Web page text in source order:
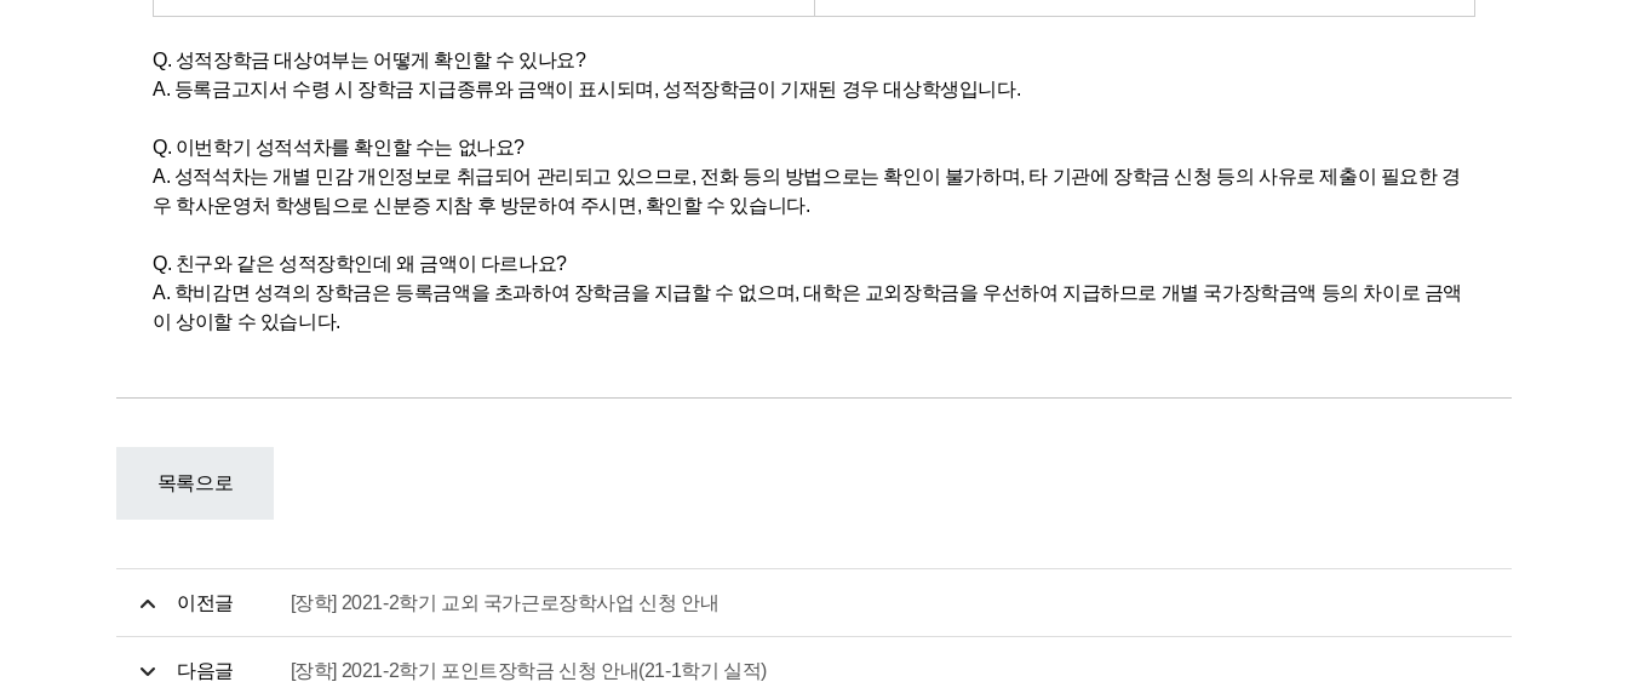
Q. 성적장학금 대상여부는 어떻게 확인할 수 있나요?
A. 등록금고지서 수령 시 장학금 지급종류와 금액이 표시되며, 성적장학금이 기재된 경우 대상학생입니다.
Q. 이번학기 성적석차를 확인할 수는 없나요?
A. 성적석차는 개별 민감 개인정보로 취급되어 관리되고 있으므로, 전화 등의 방법으로는 확인이 불가하며, 타 기관에 장학금 신청 등의 사유로 제출이 필요한 경
우 학사운영처 학생팀으로 신분증 지참 후 방문하여 주시면, 확인할 수 있습니다.
Q. 친구와 같은 성적장학인데 왜 금액이 다르나요?
A. 학비감면 성격의 장학금은 등록금액을 초과하여 장학금을 지급할 수 없으며, 대학은 교외장학금을 우선하여 지급하므로 개별 국가장학금액 등의 차이로 금액
이 상이할 수 있습니다.
목록으로
이전글 [장학] 2021-2학기 교외 국가근로장학사업 신청 안내
다음글 [장학] 2021-2학기 포인트장학금 신청 안내(21-1학기 실적)